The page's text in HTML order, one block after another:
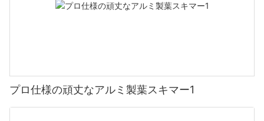
プロ仕様の頑丈なアルミ製葉スキマー1